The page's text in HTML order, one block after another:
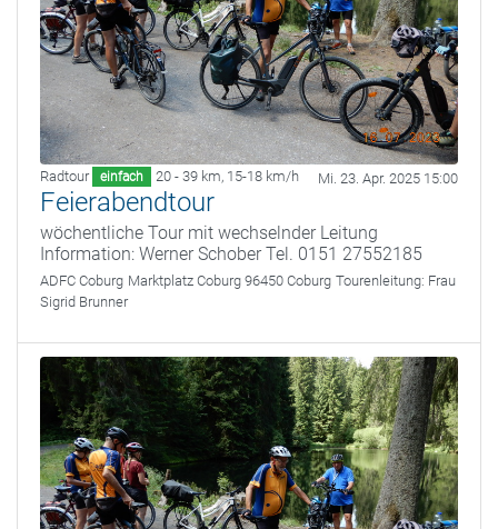
Radtour einfach 20 - 39 km, 15-18 km/h Mi. 23. Apr. 2025 15:00
Feierabendtour
wöchentliche Tour mit wechselnder Leitung
Information: Werner Schober Tel. 0151 27552185
ADFC Coburg Marktplatz Coburg 96450 Coburg Tourenleitung: Frau
Sigrid Brunner